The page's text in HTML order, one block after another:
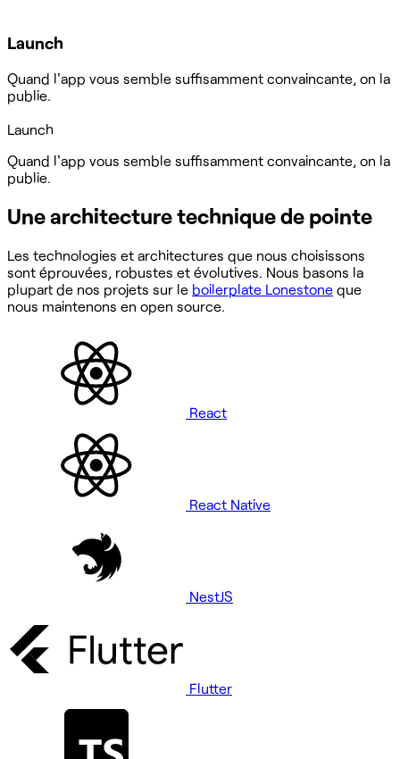
Launch
Quand l'app vous semble suffisamment convaincante, on la
publie.
Launch
Quand l'app vous semble suffisamment convaincante, on la
publie.
Une architecture technique de pointe
Les technologies et architectures que nous choisissons
sont éprouvées, robustes et évolutives. Nous basons la
plupart de nos projets sur le boilerplate Lonestone que
nous maintenons en open source.
React
React Native
NestJS
Flutter